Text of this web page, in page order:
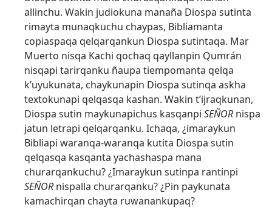
allinchu. Wakin judiokuna manaña Diospa sutinta
rimayta munaqkuchu chaypas, Bibliamanta
copiaspaqa qelqarqankun Diospa sutintaqa. Mar
Muerto nisqa Kachi qochaq qayllanpin Qumrán
nisqapi tarirqanku ñaupa tiempomanta qelqa
k’uyukunata, chaykunapin Diospa sutinqa askha
textokunapi qelqasqa kashan. Wakin t’ijraqkunan,
Diospa sutin maykunapichus kasqanpi SEÑOR nispa
jatun letrapi qelqarqanku. Ichaqa, ¿imaraykun
Bibliapi waranqa-waranqa kutita Diospa sutin
qelqasqa kasqanta yachashaspa mana
churarqankuchu? ¿Imaraykun sutinpa rantinpi
SEÑOR nispalla churarqanku? ¿Pin paykunata
kamachirqan chayta ruwanankupaq?